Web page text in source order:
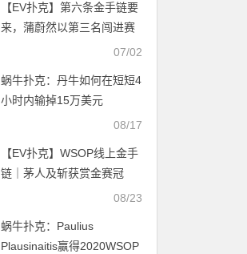
【EV扑克】第六条金手链要
来，蒲蔚然以第三名闯进赛
07/02
蜗牛扑克：丹牛如何在短短4
小时内输掉15万美元
08/17
【EV扑克】WSOP线上金手
链｜茅人及斩获赏金赛冠
军！中国香港选手“jinx34”夺
08/23
蜗牛扑克：Paulius
Plausinaitis赢得2020WSOP